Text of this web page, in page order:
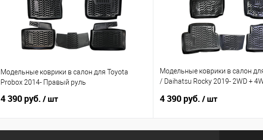
Модельные коврики в салон для Toyota
Probox 2014- Правый руль
4 390 руб. / шт
Модельные коврики в салон
/ Daihatsu Rocky 2019- 2WD +
4 390 руб. / шт